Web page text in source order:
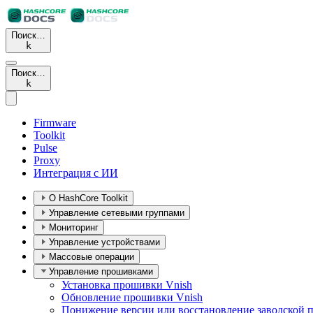
Поиск…
k
Поиск…
k
Firmware
Toolkit
Pulse
Proxy
Интеграция с ИИ
О HashCore Toolkit
Управление сетевыми группами
Мониторинг
Управление устройствами
Массовые операции
Управление прошивками
Установка прошивки Vnish
Обновление прошивки Vnish
Понижение версии или восстановление заводской